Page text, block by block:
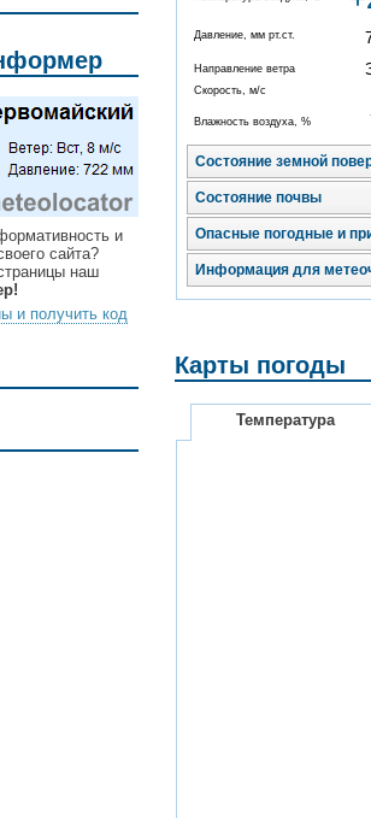
и
сайта?
наш
и получить код
Давление, мм рт.ст.
Направление ветра
Скорость, м/с
Влажность воздуха, %
Состояние земной
Состояние почвы
Опасные погодные и
Информация для
Карты погоды
Температура